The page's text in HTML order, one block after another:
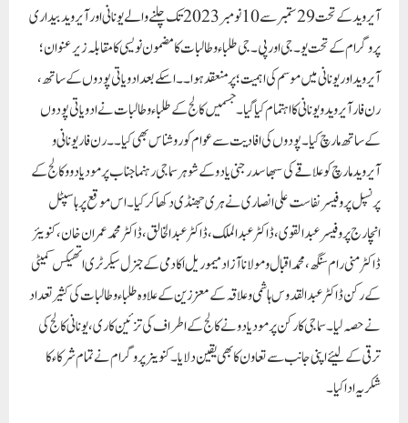
آیروید کے تحت 29ستمبر سے 10نومبر 2023 تک چلنے والے یونانی اور آیروید بیداری
پروگرام کے تحت یو ۔جی اور پی۔ جی طلباء وطالبات کا مضمون ‌نویسی کا مقابلہ زیر عنوان ؛
آیرویداور یونانی میں موسم کی اہمیت ؛ پر منعقد ہوا ۔۔ اسکے بعد ادویاتی پودوں کے ساتھ ،
رن فار آیروید و یونانی کا اہتمام کیا گیا۔ جسمیں کالج کے طلباء وطالبات نے ادویاتی پودوں
کے ساتھ مارچ کیا۔ پودوں کی افادیت سے عوام کو روشناس بھی کیا ۔۔ رن فار یونانی و
آیروید مارچ کو علاقے کی سبھاسد رجنی یادو کے شوہر سماجی رہنما جناب پرمود یادو و کالج کے
پرنسپل پروفیسر نفاست علی انصاری نے ہری جھنڈی دکھا کر کیا ۔ اس موقع پر ہاسپٹل
انچارج پروفیسر عبد القوی ، ڈاکٹر عبد الملک ، ڈاکٹر عبد الخالق ، ڈاکٹر محمد عمران خان ، کنویئر
ڈاکٹر منی رام سنگھ ، محمد اقبال و مولانا آزاد میموریل اکادمی کے جنرل سیکرٹری اتھیکس کمیٹی
کے رکن ڈاکٹر عبد القدوس ہاشمی و علاقہ کے معززین کے علاوہ طلباء وطالبات کی کثیر تعداد
نے حصہ لیا ۔ سماجی کارکن پرمود یادو نے کالج کے اطراف کی تزئین کاری ، یونانی کالج کی
ترقی کے لیئے اپنی جانب سے تعاون کا بھی یقین دلایا ۔کنوینر پروگرام نے تمام شرکاء کا
شکریہ ادا کیا ۔